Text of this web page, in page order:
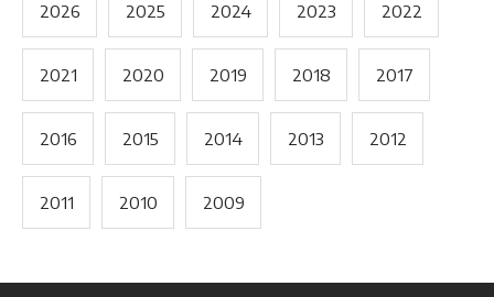
2026 2025 2024 2023 2022
2021 2020 2019 2018 2017
2016 2015 2014 2013 2012
2011 2010 2009